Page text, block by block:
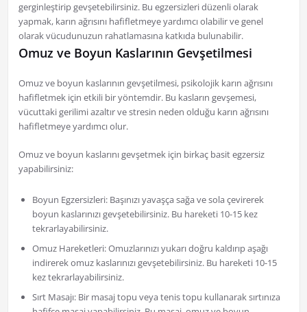
gerginleştirip gevşetebilirsiniz. Bu egzersizleri düzenli olarak
yapmak, karın ağrısını hafifletmeye yardımcı olabilir ve genel
olarak vücudunuzun rahatlamasına katkıda bulunabilir.
Omuz ve Boyun Kaslarının Gevşetilmesi
Omuz ve boyun kaslarının gevşetilmesi, psikolojik karın ağrısını
hafifletmek için etkili bir yöntemdir. Bu kasların gevşemesi,
vücuttaki gerilimi azaltır ve stresin neden olduğu karın ağrısını
hafifletmeye yardımcı olur.
Omuz ve boyun kaslarını gevşetmek için birkaç basit egzersiz
yapabilirsiniz:
Boyun Egzersizleri: Başınızı yavaşça sağa ve sola çevirerek
boyun kaslarınızı gevşetebilirsiniz. Bu hareketi 10-15 kez
tekrarlayabilirsiniz.
Omuz Hareketleri: Omuzlarınızı yukarı doğru kaldırıp aşağı
indirerek omuz kaslarınızı gevşetebilirsiniz. Bu hareketi 10-15
kez tekrarlayabilirsiniz.
Sırt Masajı: Bir masaj topu veya tenis topu kullanarak sırtınıza